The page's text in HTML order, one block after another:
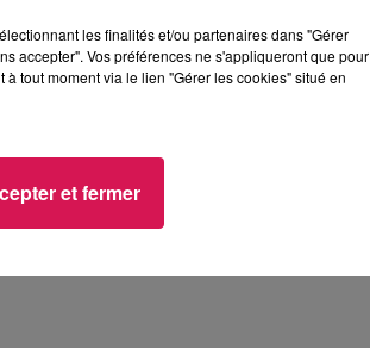
les finalités et/ou partenaires dans "Gérer
accepter". Vos préférences ne s'appliqueront que pour
tout moment via le lien "Gérer les cookies" situé en
et fermer